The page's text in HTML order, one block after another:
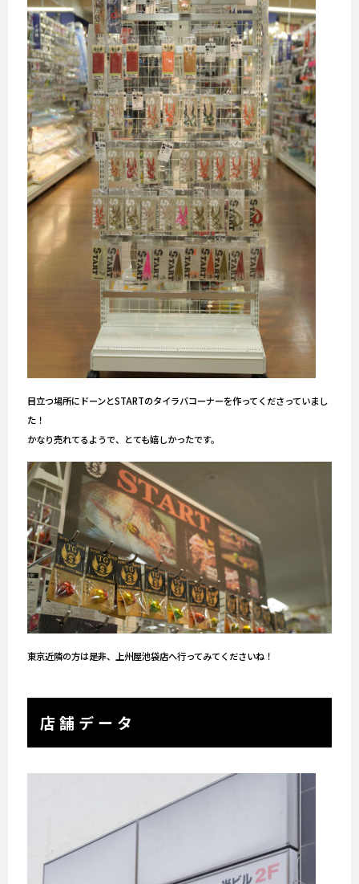
目立つ場所にドーンとSTARTのタイラバコーナーを作ってくださっていまし
た！
かなり売れてるようで、とても嬉しかったです。
東京近隣の方は是非、上州屋池袋店へ行ってみてくださいね！
店舗データ